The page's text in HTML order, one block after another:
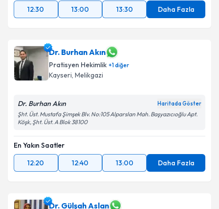
12:30 13:00 13:30 Daha Fazla
Dr. Burhan Akın
Pratisyen Hekimlik +1diğer
Kayseri, Melikgazi
Dr. Burhan Akın Haritada Göster
Şht. Üst. Mustafa Şimşek Blv. No:105 Alparslan Mah. Başyazıcıoğlu Apt.
Köşk, Şht. Üst. A Blok 38100
En Yakın Saatler
12:20
12:40 13:00 Daha Fazla
Dr. Gülşah Aslan